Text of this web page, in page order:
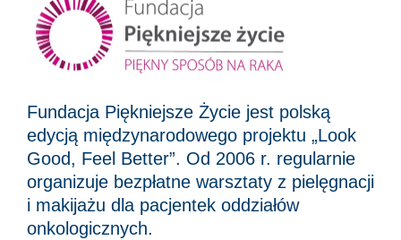
Fundacja Piękniejsze Życie jest polską
edycją międzynarodowego projektu „Look
Good, Feel Better”. Od 2006 r. regularnie
organizuje bezpłatne warsztaty z pielęgnacji
i makijażu dla pacjentek oddziałów
onkologicznych.